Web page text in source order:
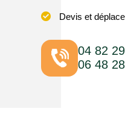
Devis et
04 82
06 48